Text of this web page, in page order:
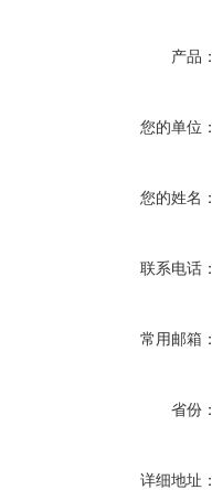
产品：
您的单位：
您的姓名：
联系电话：
常用邮箱：
省份：
详细地址：